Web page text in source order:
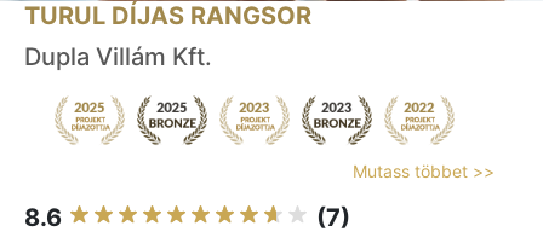
TURUL DÍJAS RANGSOR
Dupla Villám Kft.
Mutass többet >>
8.6 (7)